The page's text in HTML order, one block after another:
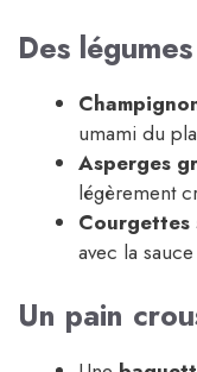
Des
umami du
Asperges
légèrement
Courgettes
avec la
Un pain